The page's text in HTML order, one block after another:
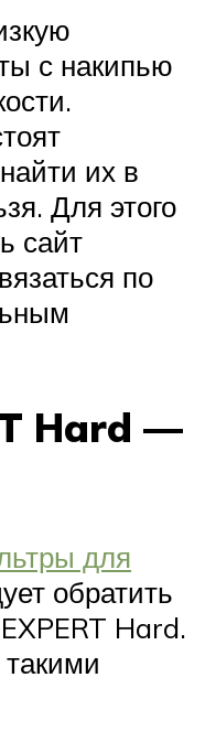
с накипью
их в
Для этого
сайт
по
Hard —
для
обратить
Hard.